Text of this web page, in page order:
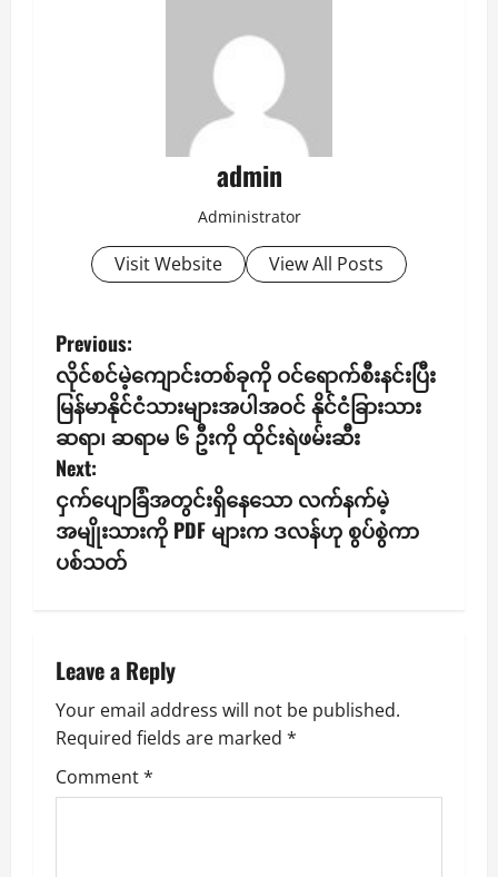
admin
Administrator
Visit Website View All Posts
P
o
s
t
n
a
i
g
a
Previous:
လိုင်စင်မဲ့ကျောင်းတစ်ခုကို ဝင်ရောက်စီးနင်းပြီး
မြန်မာနိုင်ငံသားများအပါအဝင် နိုင်ငံခြားသား
ဆရာ၊ ဆရာမ ၆ ဦးကို ထိုင်းရဲဖမ်းဆီး
Next:
ငှက်ပျောခြံအတွင်းရှိနေသော လက်နက်မဲ့
အမျိုးသားကို PDF များက ဒလန်ဟု စွပ်စွဲကာ
ပစ်သတ်
Leave a Reply
Your email address will not be published.
Required fields are marked *
Comment*